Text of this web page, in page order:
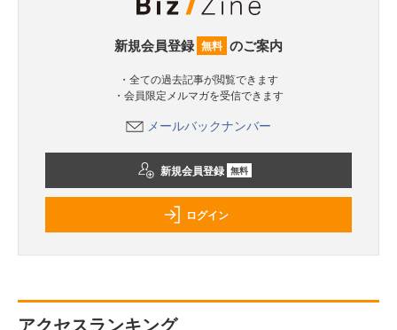
新規会員登録 無料 のご案内
・全ての過去記事が閲覧できます
・会員限定メルマガを受信できます
メールバックナンバー
新規会員登録 無料
ログイン
アクセスランキング